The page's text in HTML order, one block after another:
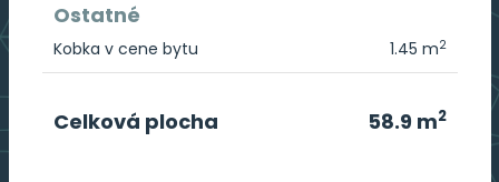
Ostatné
Kobka v cene bytu 1.45 m2
Celková plocha 58.9 m2